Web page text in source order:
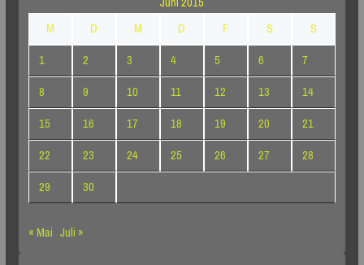
M
D M D F S
S
1
2 3 4 5 6
7
8
9 10 11 12 13
14
15
16 17 18 19 20
21
22
23 24 25 26 27
28
29
30
« Mai Juli »